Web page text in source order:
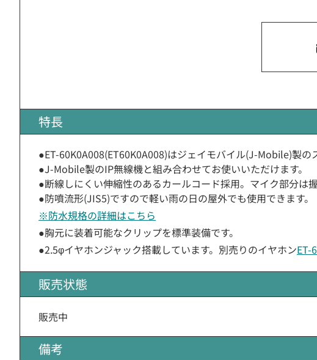
特長
●ET-60K0A008(ET60K0A008)はジェイモバイル(J-Mobile)製の
●J-Mobile製のIP無線機と組み合わせてお使いいただけます。
●断線しにくい伸縮性のあるカールコード採用。マイク部分は
●防噴流形(JIS5)ですので軽い雨の日の屋外でも使用できます。
※防水規格の詳細はこちら
●胸元に装着可能なクリップを標準装備です。
●2.5φイヤホンジャック搭載しています。別売りのイヤホンET-
販売状態
販売中
備考